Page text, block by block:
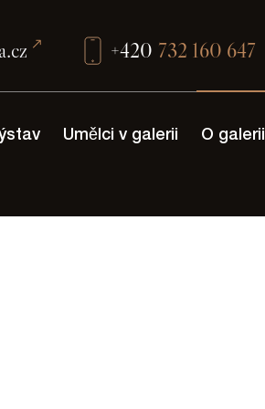
+420 732 160 647
Umělci v galerii O galerii